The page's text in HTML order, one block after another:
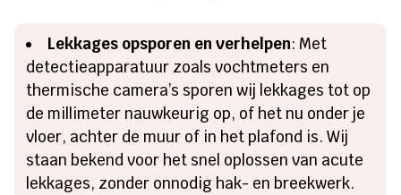
Lekkages opsporen en verhelpen: Met
detectieapparatuur zoals vochtmeters en
thermische camera’s sporen wij lekkages tot op
de millimeter nauwkeurig op, of het nu onder je
vloer, achter de muur of in het plafond is. Wij
staan bekend voor het snel oplossen van acute
lekkages, zonder onnodig hak- en breekwerk.